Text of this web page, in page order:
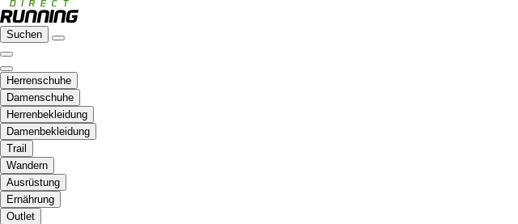
Suchen
Herrenschuhe
Damenschuhe
Herrenbekleidung
Damenbekleidung
Trail
Wandern
Ausrüstung
Ernährung
Outlet